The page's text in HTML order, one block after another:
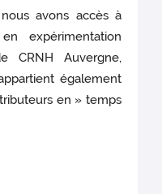
avons accès à
expérimentation
CRNH Auvergne,
également
en » temps